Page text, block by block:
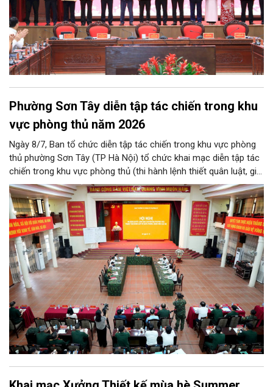
Phường Sơn Tây diễn tập tác chiến trong khu
vực phòng thủ năm 2026
Ngày 8/7, Ban tổ chức diễn tập tác chiến trong khu vực phòng
thủ phường Sơn Tây (TP Hà Nội) tổ chức khai mạc diễn tập tác
chiến trong khu vực phòng thủ (thi hành lệnh thiết quân luật, giới
nghiêm) năm 2026.